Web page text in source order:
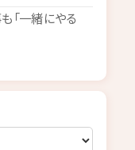
「一緒にやる